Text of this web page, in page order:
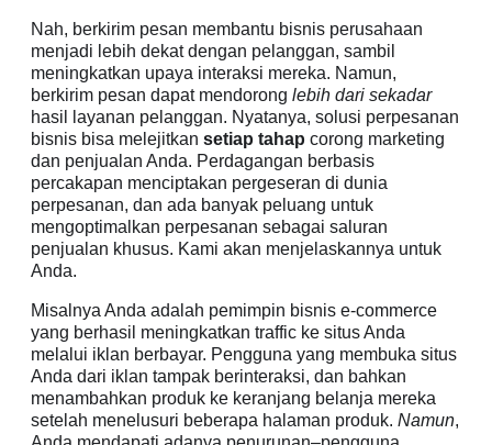
Nah, berkirim pesan membantu bisnis perusahaan
menjadi lebih dekat dengan pelanggan, sambil
meningkatkan upaya interaksi mereka. Namun,
berkirim pesan dapat mendorong lebih dari sekadar
hasil layanan pelanggan. Nyatanya, solusi perpesanan
bisnis bisa melejitkan setiap tahap corong marketing
dan penjualan Anda. Perdagangan berbasis
percakapan menciptakan pergeseran di dunia
perpesanan, dan ada banyak peluang untuk
mengoptimalkan perpesanan sebagai saluran
penjualan khusus. Kami akan menjelaskannya untuk
Anda.
Misalnya Anda adalah pemimpin bisnis e-commerce
yang berhasil meningkatkan traffic ke situs Anda
melalui iklan berbayar. Pengguna yang membuka situs
Anda dari iklan tampak berinteraksi, dan bahkan
menambahkan produk ke keranjang belanja mereka
setelah menelusuri beberapa halaman produk. Namun,